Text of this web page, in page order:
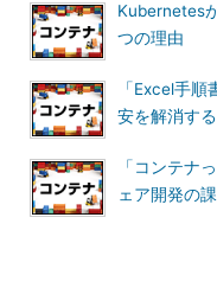
Kubernetes
つの理由
「Excel手
安を解消す
「コンテ
ェア開発の